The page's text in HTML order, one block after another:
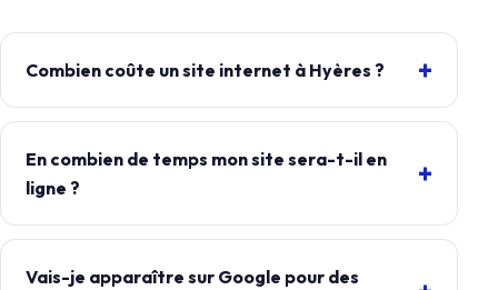
Combien coûte un site internet à Hyères ?
En combien de temps mon site sera-t-il en
ligne ?
Vais-je apparaître sur Google pour des